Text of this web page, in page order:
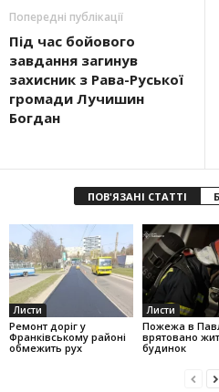
Попередні публікації
Під час бойового
завдання загинув
захисник з Рава-Руської
громади Лучишин
Богдан
ПОВ'ЯЗАНІ СТАТТІ
Листи
Ремонт доріг у
Франківському районі
обмежить рух
Листи
Пожежа в
врятовано
будинок